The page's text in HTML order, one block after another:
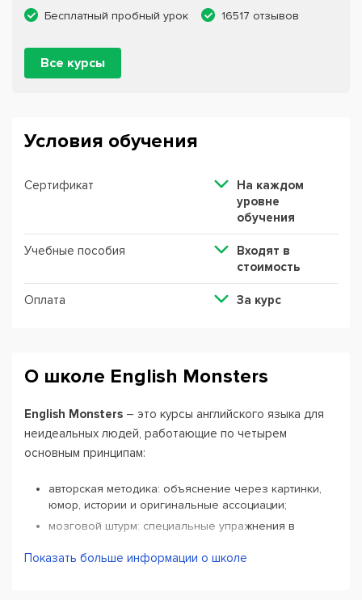
Бесплатный пробный урок
16517 отзывов
Все курсы
Условия обучения
Сертификат
На каждом
уровне
обучения
Учебные пособия
Входят в
стоимость
Оплата За курс
О школе English Monsters
English Monsters – это курсы английского языка для
неидеальных людей, работающие по четырем
основным принципам:
авторская методика: объяснение через картинки,
юмор, истории и оригинальные ассоциации;
мозговой штурм: специальные упражнения в
требовательность: за невыполненную домашку
Показать больше информации о школе